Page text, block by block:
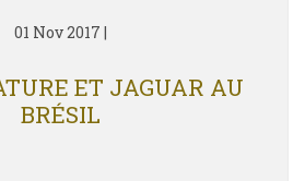
01 Nov 2017 |
ET JAGUAR AU
BRÉSIL